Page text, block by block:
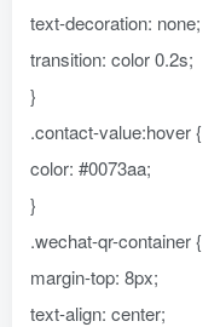
text-decoration: none;
transition: color 0.2s;
}
.contact-value:hover {
color: #0073aa;
}
.wechat-qr-container {
margin-top: 8px;
text-align: center;